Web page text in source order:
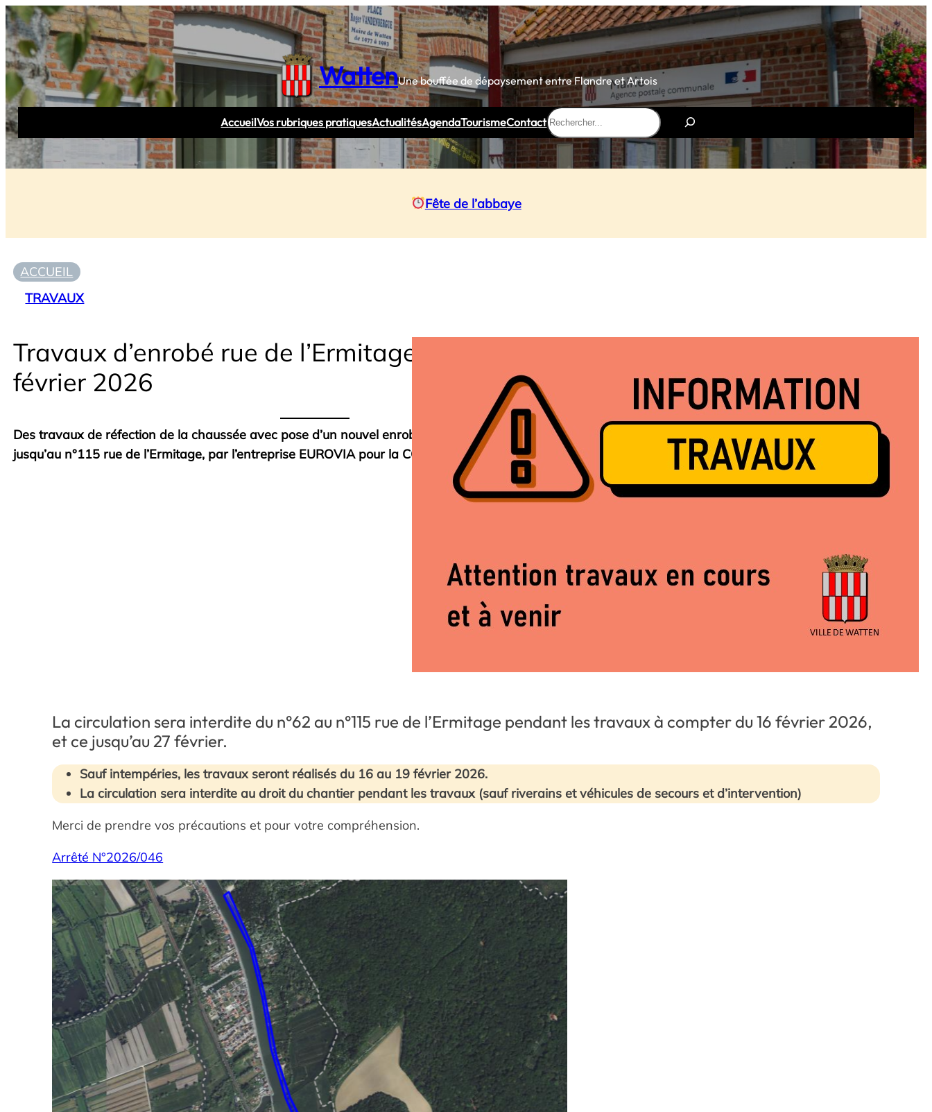
WattenUne bouffée de dépaysement entre Flandre et Artois
AccueilVos rubriques pratiquesActualitésAgendaTourismeContact
Rechercher
Fête de l’abbaye
ACCUEIL
TRAVAUX
Travaux d’enrobé rue de l’Ermitage à partir du 16
février 2026
Des travaux de réfection de la chaussée avec pose d’un nouvel enrobé auront lieu après le n°62
jusqu’au n°115 rue de l’Ermitage, par l’entreprise EUROVIA pour la CCHF.
La circulation sera interdite du n°62 au n°115 rue de l’Ermitage pendant les travaux à compter du 16 février 2026,
et ce jusqu’au 27 février.
Sauf intempéries, les travaux seront réalisés du 16 au 19 février 2026.
La circulation sera interdite au droit du chantier pendant les travaux (sauf riverains et véhicules de secours et d’intervention)
Merci de prendre vos précautions et pour votre compréhension.
Arrêté N°2026/046